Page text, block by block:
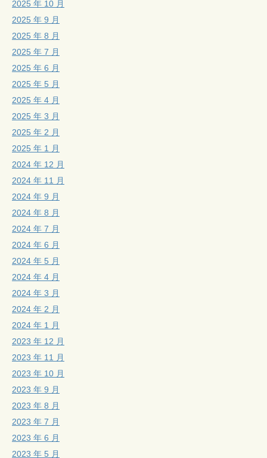
2025 年 10 月
2025 年 9 月
2025 年 8 月
2025 年 7 月
2025 年 6 月
2025 年 5 月
2025 年 4 月
2025 年 3 月
2025 年 2 月
2025 年 1 月
2024 年 12 月
2024 年 11 月
2024 年 9 月
2024 年 8 月
2024 年 7 月
2024 年 6 月
2024 年 5 月
2024 年 4 月
2024 年 3 月
2024 年 2 月
2024 年 1 月
2023 年 12 月
2023 年 11 月
2023 年 10 月
2023 年 9 月
2023 年 8 月
2023 年 7 月
2023 年 6 月
2023 年 5 月